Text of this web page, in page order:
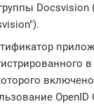
Docsvision
в
OpenID